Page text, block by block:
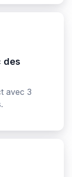
des
avec 3